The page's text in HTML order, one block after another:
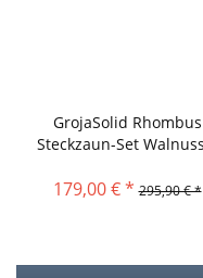
GrojaSolid Rhombus
Steckzaun-Set
179,00 € * 295,90 € *